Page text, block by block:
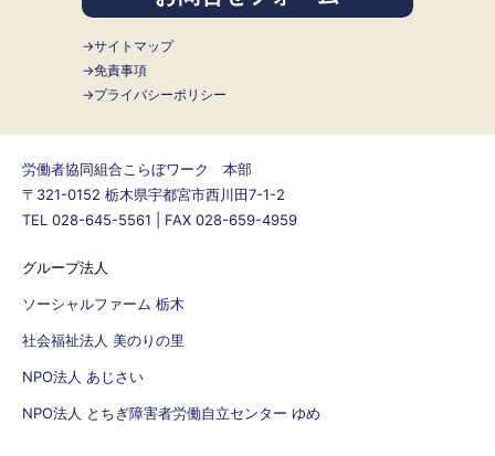
サイトマップ
免責事項
プライバシーポリシー
労働者協同組合こらぼワーク 本部
〒321-0152 栃木県宇都宮市西川田7-1-2
TEL 028-645-5561 | FAX 028-659-4959
グループ法人
ソーシャルファーム 栃木
社会福祉法人 美のりの里
NPO法人 あじさい
NPO法人 とちぎ障害者労働自立センター ゆめ